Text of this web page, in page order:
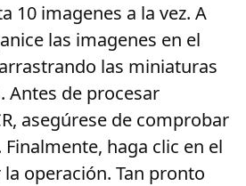
10 imagenes a la vez. A
las imagenes en el
las miniaturas
Antes de procesar
asegúrese de comprobar
Finalmente, haga clic en el
operación. Tan pronto